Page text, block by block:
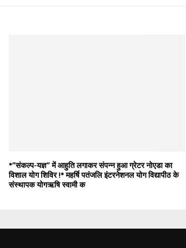
*”संकल्प-यज्ञ” में आहुति लगाकर संपन्न हुआ ग्रेटर नोएडा का
विशाल योग शिविर !* महर्षि पतंजलि इंटरनेशनल योग विद्यापीठ के
संस्थापक योगऋषि स्वामी क